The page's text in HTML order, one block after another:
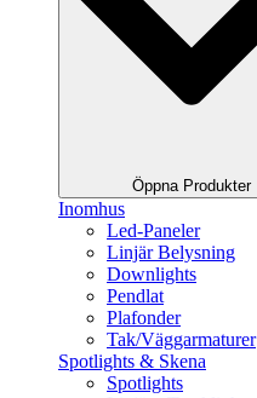
Öppna Produkter
Inomhus
Led-Paneler
Linjär Belysning
Downlights
Pendlat
Plafonder
Tak/Väggarmaturer
Spotlights & Skena
Spotlights